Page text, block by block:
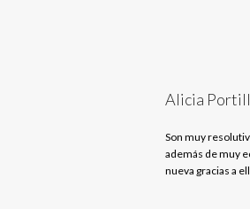
Alicia
Son muy
además de muy
nueva gracias a